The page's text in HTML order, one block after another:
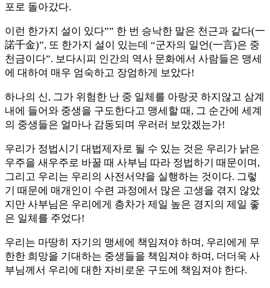
포로 돌아갔다.
이런 한가지 설이 있다”” 한 번 승낙한 말은 천근과 같다(一
諾千金)”, 또 한가지 설이 있는데 “군자의 일언(一言)은 중
천금이다”. 보다시피 인간의 역사 문화에서 사람들은 맹세
에 대하여 매우 엄숙하고 장엄하게 보았다!
하나의 신, 그가 위험한 난 중 일체를 아랑곳 하지않고 삼계
내에 들어와 중생을 구도한다고 맹세할 때, 그 순간에 세계
의 중생들은 얼마나 감동되며 우러러 보았겠는가!
우리가 정법시기 대법제자로 될 수 있는 것은 우리가 낡은
우주을 새우주로 바꿀 때 사부님 따라 정법하기 때문이며,
그리고 우리는 우리의 사전서약을 실행하는 것이다. 그렇
기 때문에 매개인이 수련 과정에서 많은 고생을 겪지 않았
지만 사부님은 우리에게 층차가 제일 높은 경지의 제일 좋
은 일체를 주었다!
우리는 마땅히 자기의 맹세에 책임져야 하며, 우리에게 무
한한 희망을 기대하는 중생들을 책임져야 하며, 더더욱 사
부님께서 우리에 대한 자비로운 구도에 책임져야 한다.